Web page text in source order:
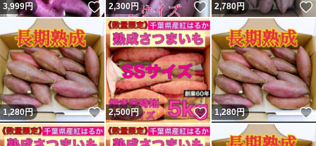
3,999円 いいね！
2,300円 いいね！
2,780円
1,280円 いいね！
2,500円 いいね！
1,280円